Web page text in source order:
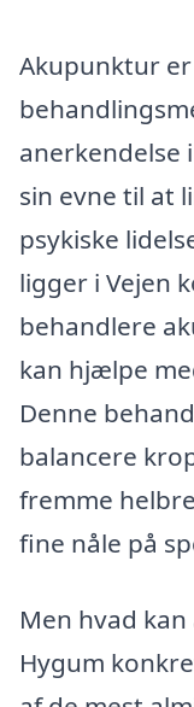
Akupunktur
anerkendelse
sin evne til at
psykiske
ligger i Vejen
behandlere
kan hjælpe
Denne
balancere
fremme
fine nåle på
Men hvad
Hygum